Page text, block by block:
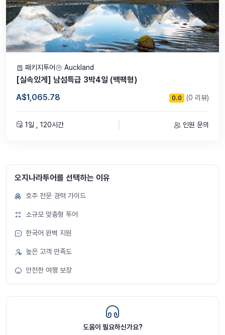
패키지투어 Auckland
[실속있게] 남섬특급 3박4일 (백팩형)
A$1,065.78
0.0 (0 리뷰)
1일 , 120시간 인원 문의
오지나라투어를 선택하는 이유
호주 전문 경력 가이드
소규모 맞춤형 투어
한국어 완벽 지원
높은 고객 만족도
안전한 여행 보장
도움이 필요하신가요?